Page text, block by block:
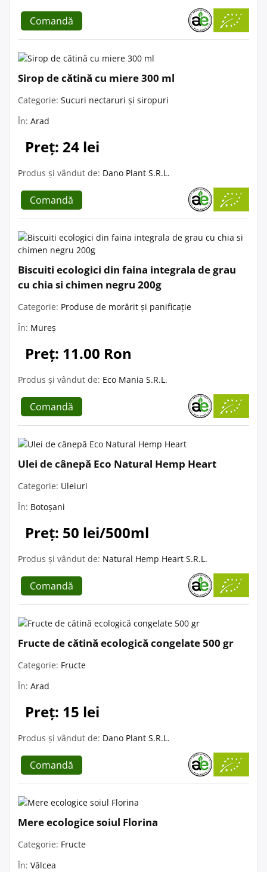
Comandă
Sirop de cătină cu miere 300 ml
Categorie: Sucuri nectaruri și siropuri
În: Arad
Preț: 24 lei
Produs și vândut de: Dano Plant S.R.L.
Comandă
Biscuiti ecologici din faina integrala de grau
cu chia si chimen negru 200g
Categorie: Produse de morărit și panificație
În: Mureș
Preț: 11.00 Ron
Produs și vândut de: Eco Mania S.R.L.
Comandă
Ulei de cânepă Eco Natural Hemp Heart
Categorie: Uleiuri
În: Botoșani
Preț: 50 lei/500ml
Produs și vândut de: Natural Hemp Heart S.R.L.
Comandă
Fructe de cătină ecologică congelate 500 gr
Categorie: Fructe
În: Arad
Preț: 15 lei
Produs și vândut de: Dano Plant S.R.L.
Comandă
Mere ecologice soiul Florina
Categorie: Fructe
În: Vâlcea